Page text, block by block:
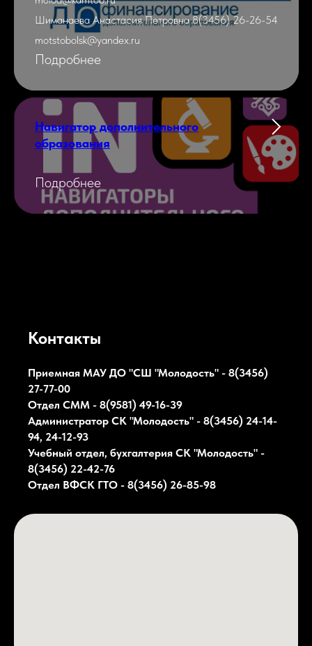
Шиманаева Анастасия Петровна 8(3456) 26-26-54
motstobolsk@yandex.ru
Подробнее
Навигатор дополнительного
образования
Подробнее
Контакты
Приемная МАУ ДО "СШ "Молодость" - 8(3456)
27-77-00
Отдел СММ - 8(9581) 49-16-39
Администратор СК "Молодость" - 8(3456) 24-14-
94, 24-12-93
Учебный отдел, бухгалтерия СК "Молодость" -
8(3456) 22-42-76
Отдел ВФСК ГТО - 8(3456) 26-85-98